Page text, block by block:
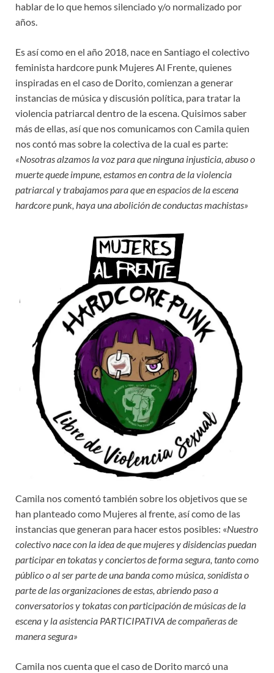
hablar de lo que hemos silenciado y/o normalizado por
años.
Es así como en el año 2018, nace en Santiago el colectivo
feminista hardcore punk Mujeres Al Frente, quienes
inspiradas en el caso de Dorito, comienzan a generar
instancias de música y discusión política, para tratar la
violencia patriarcal dentro de la escena. Quisimos saber
más de ellas, así que nos comunicamos con Camila quien
nos contó mas sobre la colectiva de la cual es parte:
«Nosotras alzamos la voz para que ninguna injusticia, abuso o
muerte quede impune, estamos en contra de la violencia
patriarcal y trabajamos para que en espacios de la escena
hardcore punk, haya una abolición de conductas machistas»
Camila nos comentó también sobre los objetivos que se
han planteado como Mujeres al frente, así como de las
instancias que generan para hacer estos posibles: «Nuestro
colectivo nace con la idea de que mujeres y disidencias puedan
participar en tokatas y conciertos de forma segura, tanto como
público o al ser parte de una banda como música, sonidista o
parte de las organizaciones de estas, abriendo paso a
conversatorios y tokatas con participación de músicas de la
escena y la asistencia PARTICIPATIVA de compañeras de
manera segura»
Camila nos cuenta que el caso de Dorito marcó una